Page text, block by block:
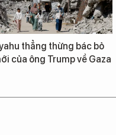
thẳng thừng bác bỏ
của ông Trump về Gaza